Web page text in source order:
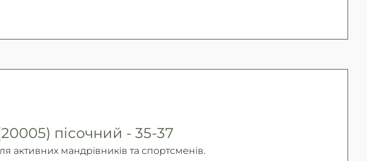
про умови повернення та обміну читайте насторінці
пісочний - 35-37
активних мандрівників та спортсменів.